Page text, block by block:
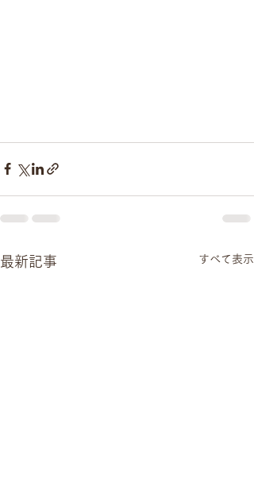
最新記事 すべて表示